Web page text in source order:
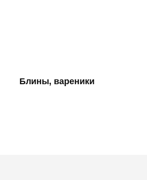
Блины, вареники